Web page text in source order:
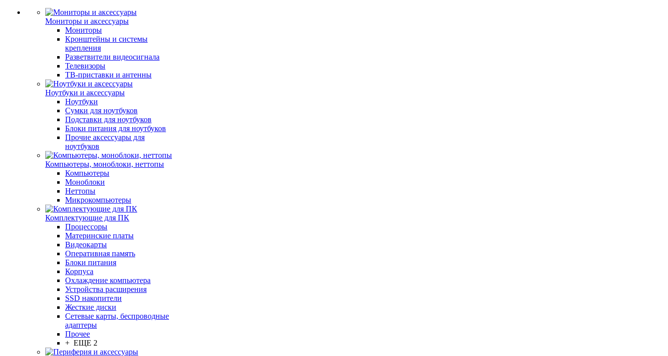
Мониторы и аксессуары
Мониторы
Кронштейны и системы
крепления
Разветвители видеосигнала
Телевизоры
ТВ-приставки и антенны
Ноутбуки и аксессуары
Ноутбуки
Сумки для ноутбуков
Подставки для ноутбуков
Блоки питания для ноутбуков
Прочие аксессуары для
ноутбуков
Компьютеры, моноблоки, неттопы
Компьютеры
Моноблоки
Неттопы
Микрокомпьютеры
Комплектующие для ПК
Процессоры
Материнские платы
Видеокарты
Оперативная память
Блоки питания
Корпуса
Охлаждение компьютера
Устройства расширения
SSD накопители
Жесткие диски
Сетевые карты, беспроводные
адаптеры
Прочее
+ ЕЩЕ 2